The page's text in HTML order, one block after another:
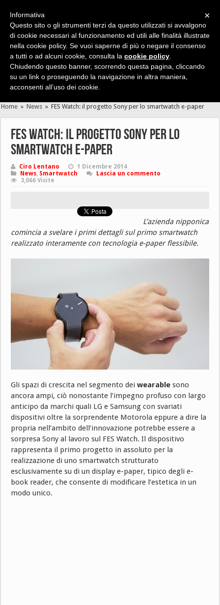
Cerca velocemente news, recensioni, guide, app, giochi ...
Home » News » FES Watch: il progetto Sony per lo smartwatch e-paper
FES Watch: il progetto Sony per lo
smartwatch e-paper
Ciro Lentano
1 Dicembre 2014
News, Smartwatch
Lascia un commento
3,066 Visite
L’azienda nipponica
comincia a svelare i primi dettagli sul primo smartwatch
realizzato interamente con tecnologia e-paper flessibile.
Gli spazi di crescita nel segmento deiwearable sono
ancora ampi, ciò nonostante l’impegno profuso con largo
anticipo da marchi quali LG e Samsung con svariati
dispositivi oltre la sorprendente Motorola eppure a dire la
propria nell’ambito dell’innovazione potrebbe essere a
sorpresa Sony al lavoro sul FES Watch. Il dispositivo
rappresenta il primo progetto in assoluto per la
realizzazione di uno smartwatch strutturato
esclusivamente su di un display e-paper, tipico degli e-
book reader, che consente di modificare l’estetica in un
modo unico.
×
Informativa
Questo sito o gli strumenti terzi da questo utilizzati si avvalgono
di cookie necessari al funzionamento ed utili alle finalità illustrate
nella cookie policy. Se vuoi saperne di più o negare il consenso
a tutti o ad alcuni cookie, consulta la cookie policy
Chiudendo questo banner, scorrendo questa pagina, cliccando
su un link o proseguendo la navigazione in altra maniera,
acconsenti all’uso dei cookie.